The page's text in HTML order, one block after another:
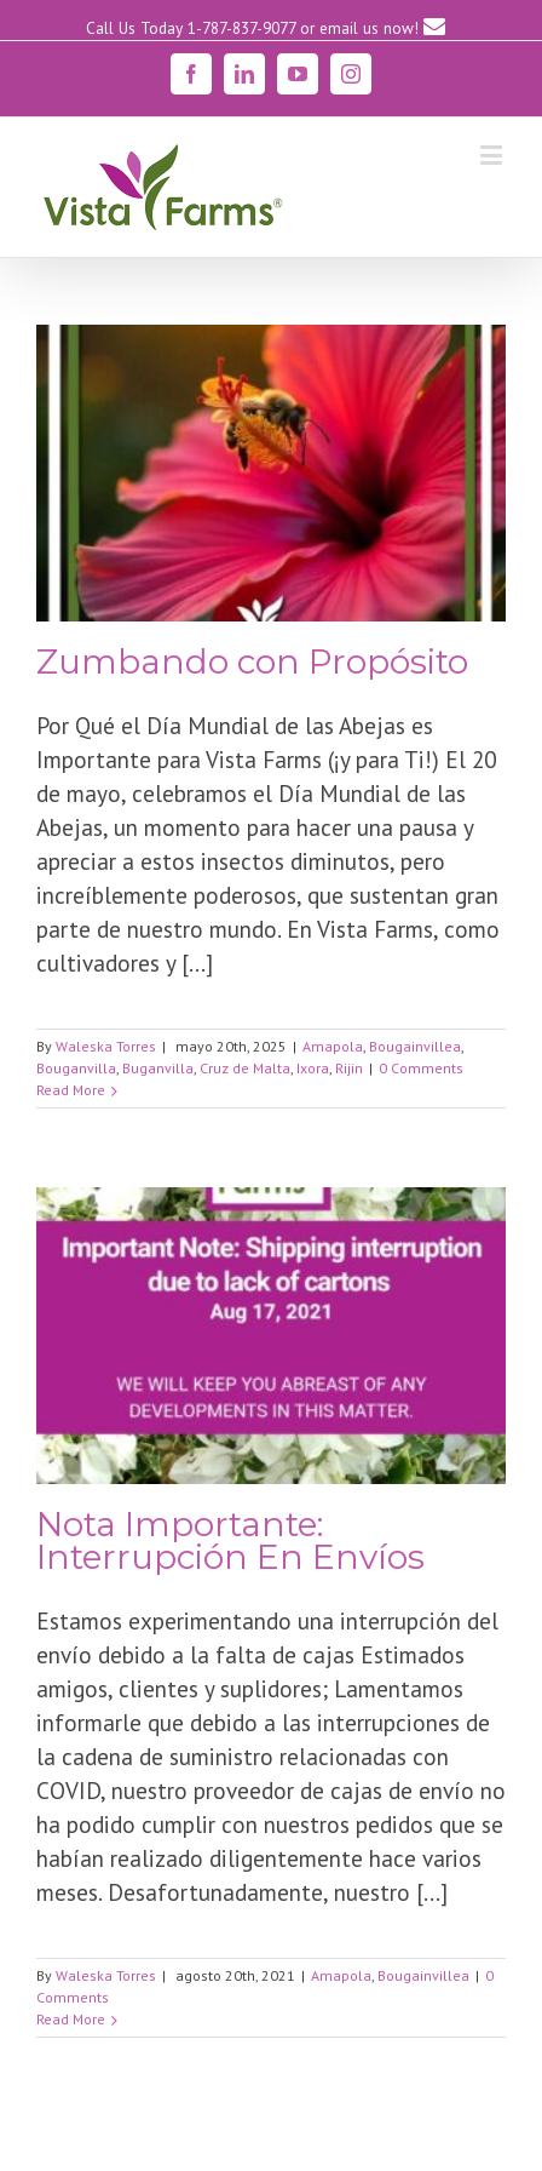
Call Us Today 1-787-837-9077 or email us now!
FacebookLinkedinYouTubeInstagram
Zumbando con Propósito
Por Qué el Día Mundial de las Abejas es
Importante para Vista Farms (¡y para Ti!) El 20
de mayo, celebramos el Día Mundial de las
Abejas, un momento para hacer una pausa y
apreciar a estos insectos diminutos, pero
increíblemente poderosos, que sustentan gran
parte de nuestro mundo. En Vista Farms, como
cultivadores y [...]
By Waleska Torres | mayo 20th, 2025 | Amapola, Bougainvillea,
Bouganvilla, Buganvilla, Cruz de Malta, Ixora, Rijin | 0 Comments
Read More
Nota Importante:
Interrupción En Envíos
Estamos experimentando una interrupción del
envío debido a la falta de cajas Estimados
amigos, clientes y suplidores; Lamentamos
informarle que debido a las interrupciones de
la cadena de suministro relacionadas con
COVID, nuestro proveedor de cajas de envío no
ha podido cumplir con nuestros pedidos que se
habían realizado diligentemente hace varios
meses. Desafortunadamente, nuestro [...]
By Waleska Torres | agosto 20th, 2021 | Amapola, Bougainvillea | 0
Comments
Read More